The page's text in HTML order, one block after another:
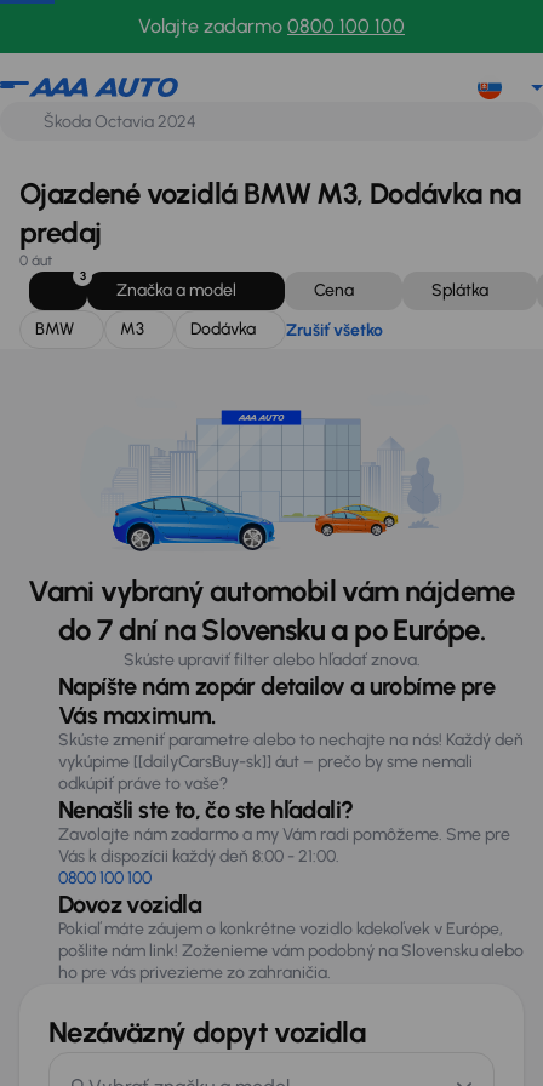
Volajte zadarmo 0800 100 100
BMW
Ojazdené vozidlá BMW M3, Dodávka na
predaj
0 áut
3
Značka a model Cena
Splátka
BMW
M3 Dodávka Zrušiť všetko
Vami vybraný automobil vám nájdeme
do 7 dní na Slovensku a po Európe.
Skúste upraviť filter alebo hľadať znova.
Napíšte nám zopár detailov a urobíme pre
Vás maximum.
Skúste zmeniť parametre alebo to nechajte na nás! Každý deň
vykúpime [[dailyCarsBuy-sk]] áut – prečo by sme nemali
odkúpiť práve to vaše?
Nenašli ste to, čo ste hľadali?
Zavolajte nám zadarmo a my Vám radi pomôžeme. Sme pre
Vás k dispozícii každý deň 8:00 - 21:00.
0800 100 100
Dovoz vozidla
Pokiaľ máte záujem o konkrétne vozidlo kdekoľvek v Európe,
pošlite nám link! Zoženieme vám podobný na Slovensku alebo
ho pre vás privezieme zo zahraničia.
Nezáväzný dopyt vozidla